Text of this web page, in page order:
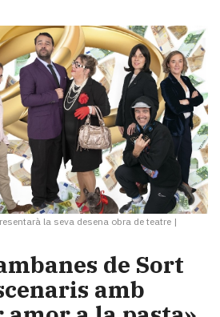
la seva desena obra de teatre |
de Sort
amb